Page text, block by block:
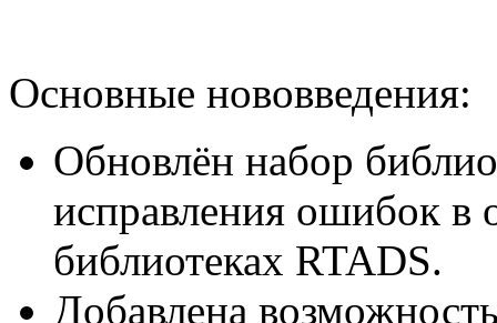
Основные нововведения:
Обновлён набор
исправления ошибок
библиотеках RTADS.
Добавлена